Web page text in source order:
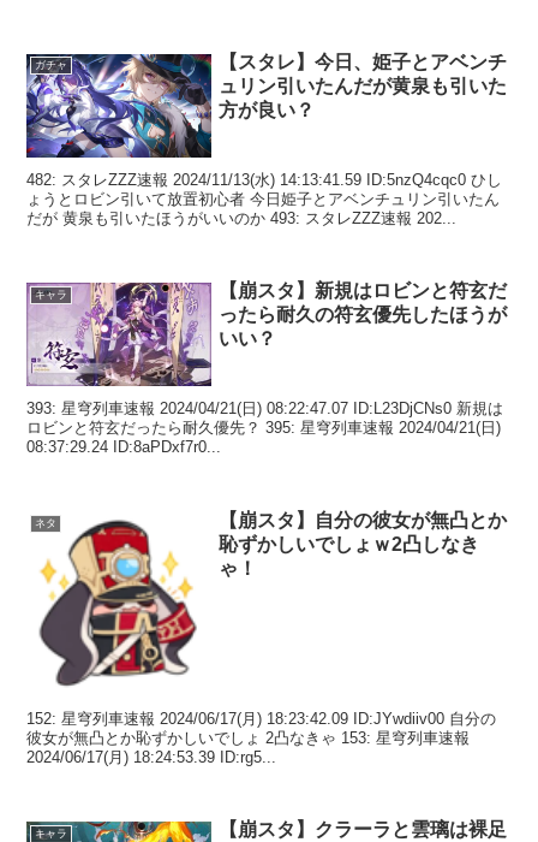
ガチャ
【スタレ】今日、姫子とアベンチ
ュリン引いたんだが黄泉も引いた
方が良い？
482: スタレZZZ速報 2024/11/13(水) 14:13:41.59 ID:5nzQ4cqc0 ひし
ょうとロビン引いて放置初心者 今日姫子とアベンチュリン引いたん
だが 黄泉も引いたほうがいいのか 493: スタレZZZ速報 202...
キャラ
【崩スタ】新規はロビンと符玄だ
ったら耐久の符玄優先したほうが
いい？
393: 星穹列車速報 2024/04/21(日) 08:22:47.07 ID:L23DjCNs0 新規は
ロビンと符玄だったら耐久優先？ 395: 星穹列車速報 2024/04/21(日)
08:37:29.24 ID:8aPDxf7r0...
ネタ
【崩スタ】自分の彼女が無凸とか
恥ずかしいでしょｗ2凸しなき
ゃ！
152: 星穹列車速報 2024/06/17(月) 18:23:42.09 ID:JYwdiiv00 自分の
彼女が無凸とか恥ずかしいでしょ 2凸なきゃ 153: 星穹列車速報
2024/06/17(月) 18:24:53.39 ID:rg5...
キャラ
【崩スタ】クラーラと雲璃は裸足